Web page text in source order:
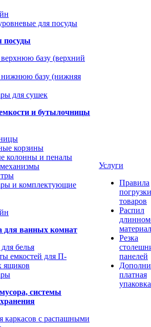
посуды
базу (верхний
базу (нижняя
для сушек
и бутылочницы
корзины
колонны и пеналы
и комплектующие
для ванных комнат
белья
емкостей для П-
ящиков
системы
каркасов с распашными
Услуги
Правила
погрузки
товаров
Распил
Резка
панелей
платная
упаковка